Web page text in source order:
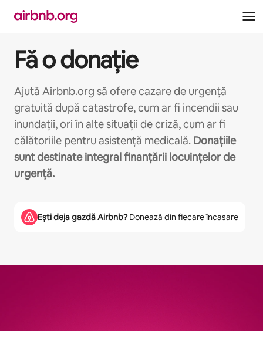
conținutFă o donație
Ajută Airbnb.org să ofere cazare de urgență
gratuită după catastrofe, cum ar fi incendii sau
inundații, ori în alte situații de criză, cum ar fi
călătoriile pentru asistență medicală. Donațiile
sunt destinate integral finanțării locuințelor de
urgență.
Ești deja gazdă Airbnb?Donează din fiecare încasare